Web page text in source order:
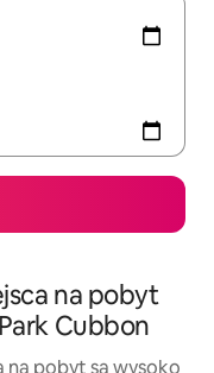
na pobyt
Cubbon
na pobyt są wysoko